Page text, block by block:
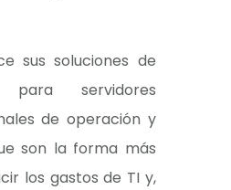
sus soluciones de
para servidores
de operación y
son la forma más
los gastos de TI y,